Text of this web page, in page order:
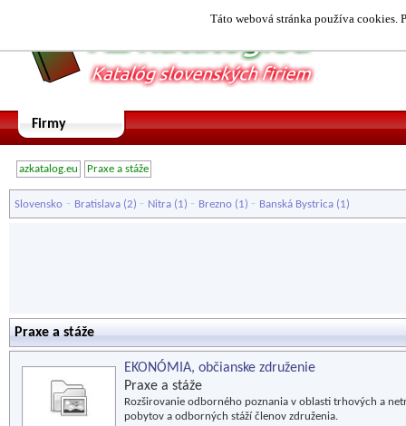
Táto webová stránka používa cookies.
Firmy
azkatalog.eu Praxe a stáže
Slovensko - Bratislava (2) - Nitra (1) - Brezno (1) - Banská Bystrica (1)
Praxe a stáže
EKONÓMIA, občianske združenie
Praxe a stáže
Rozširovanie odborného poznania v oblasti trhových a
pobytov a odborných stáží členov združenia.